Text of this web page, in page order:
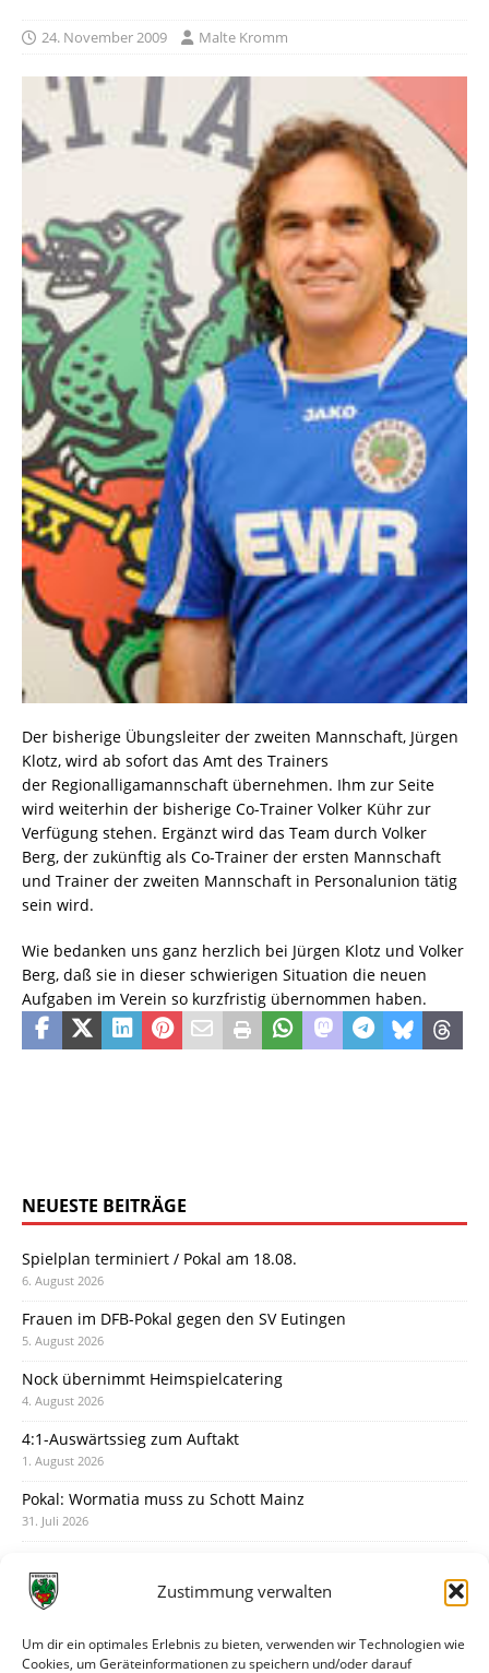
Zustimmung verwalten
Um dir ein optimales Erlebnis zu bieten, verwenden wir Technologien wie
Cookies, um Geräteinformationen zu speichern und/oder darauf
24. November 2009 Malte Kromm
Der bisherige Übungsleiter der zweiten Mannschaft, Jürgen
Klotz, wird ab sofort das Amt des Trainers
der Regionalligamannschaft übernehmen. Ihm zur Seite
wird weiterhin der bisherige Co-Trainer Volker Kühr zur
Verfügung stehen. Ergänzt wird das Team durch Volker
Berg, der zukünftig als Co-Trainer der ersten Mannschaft
und Trainer der zweiten Mannschaft in Personalunion tätig
sein wird.
Wie bedanken uns ganz herzlich bei Jürgen Klotz und Volker
Berg, daß sie in dieser schwierigen Situation die neuen
Aufgaben im Verein so kurzfristig übernommen haben.
NEUESTE BEITRÄGE
Spielplan terminiert / Pokal am 18.08.
6. August 2026
Frauen im DFB-Pokal gegen den SV Eutingen
5. August 2026
Nock übernimmt Heimspielcatering
4. August 2026
4:1-Auswärtssieg zum Auftakt
1. August 2026
Pokal: Wormatia muss zu Schott Mainz
31. Juli 2026
30. Juli 2026
28. Juli 2026